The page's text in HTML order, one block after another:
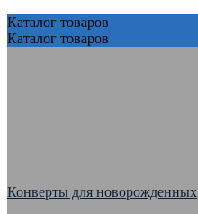
Каталог товаров
Каталог товаров
Конверты для новорожденных